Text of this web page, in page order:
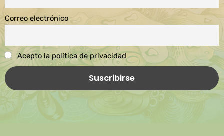
Correo electrónico
Acepto la política de privacidad